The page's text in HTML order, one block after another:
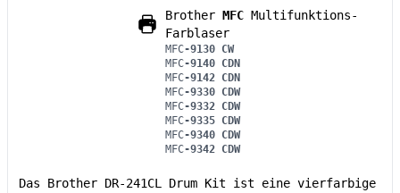
Brother MFC Multifunktions-
Farblaser
MFC-9130 CW
MFC-9140 CDN
MFC-9142 CDN
MFC-9330 CDW
MFC-9332 CDW
MFC-9335 CDW
MFC-9340 CDW
MFC-9342 CDW
Das Brother DR-241CL Drum Kit ist eine vierfarbige